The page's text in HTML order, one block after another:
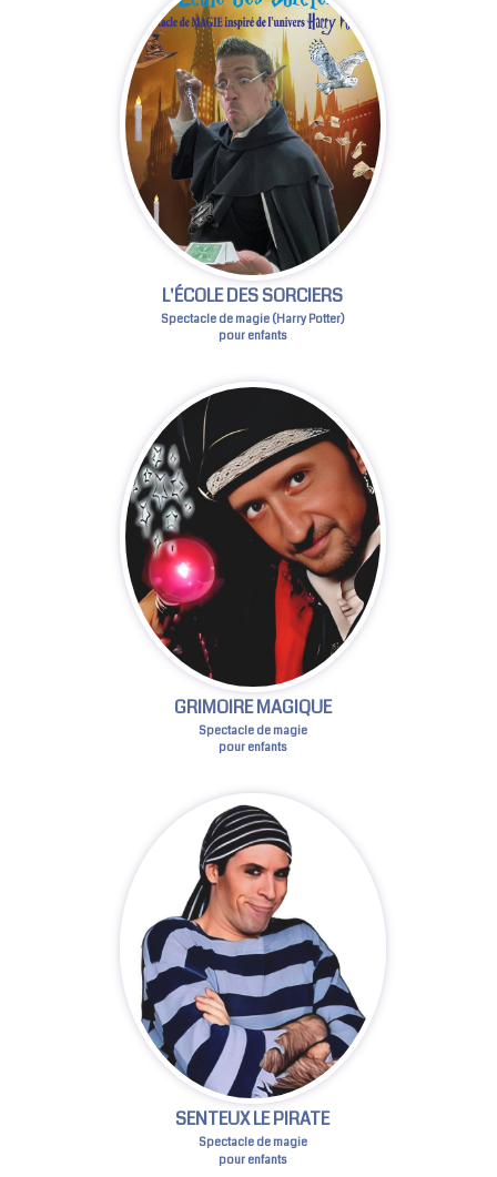
L'ÉCOLE DES SORCIERS
Spectacle de magie (Harry Potter)
pour enfants
GRIMOIRE MAGIQUE
Spectacle de magie
pour enfants
SENTEUX LE PIRATE
Spectacle de magie
pour enfants